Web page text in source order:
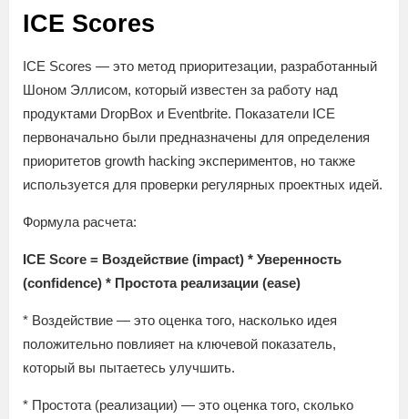
ICE Scores
ICE Scores — это метод приоритезации, разработанный
Шоном Эллисом, который известен за работу над
продуктами DropBox и Eventbrite. Показатели ICE
первоначально были предназначены для определения
приоритетов growth hacking экспериментов, но также
используется для проверки регулярных проектных идей.
Формула расчета:
ICE Score = Воздействие (impact) * Уверенность
(confidence) * Простота реализации (ease)
* Воздействие — это оценка того, насколько идея
положительно повлияет на ключевой показатель,
который вы пытаетесь улучшить.
* Простота (реализации) — это оценка того, сколько